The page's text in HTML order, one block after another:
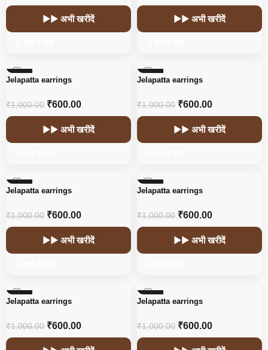
▶▶ अभी खरीदें ▶▶ अभी खरीदें
-40%
Jelapatta earrings
₹1,000.00 ₹600.00
▶▶ अभी खरीदें
-40%
Jelapatta earrings
₹1,000.00 ₹600.00
▶▶ अभी खरीदें
-40%
Jelapatta earrings
₹1,000.00 ₹600.00
▶▶ अभी खरीदें
-40%
Jelapatta earrings
₹1,000.00 ₹600.00
▶▶ अभी खरीदें
-40%
Jelapatta earrings
₹1,000.00 ₹600.00
-40%
Jelapatta earrings
₹1,000.00 ₹600.00